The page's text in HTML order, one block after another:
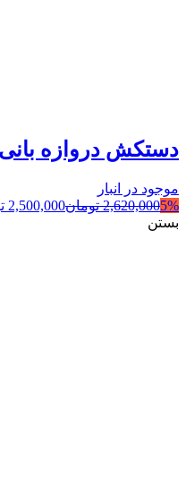
دستکش دروازه بانی T1TAN
موجود در انبار
5%
2,620,000 تومان2,500,000
بستن